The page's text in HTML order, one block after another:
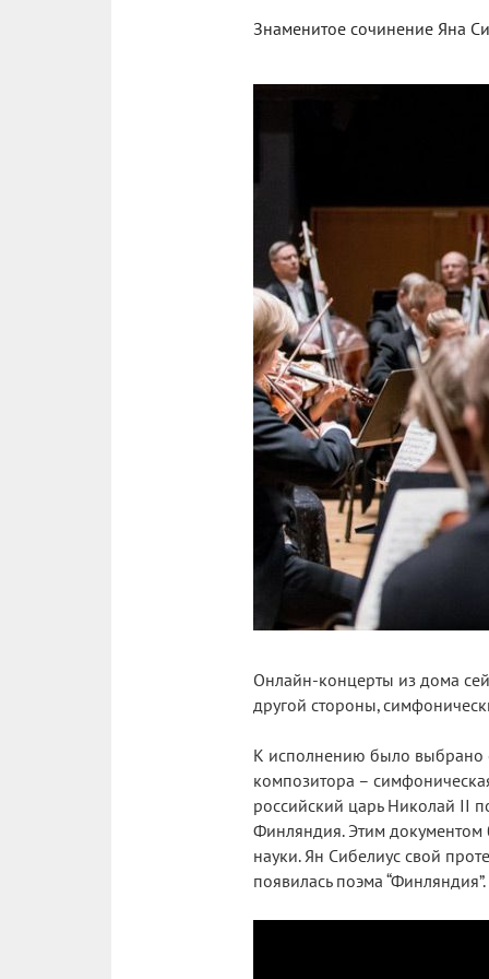
Знаменитое сочинение Яна
Онлайн-концерты из дома
другой стороны,
К исполнению было выбрано
композитора –
российский царь Николай II
Финляндия. Этим документом
науки. Ян Сибелиус свой
появилась поэма “Финляндия”.